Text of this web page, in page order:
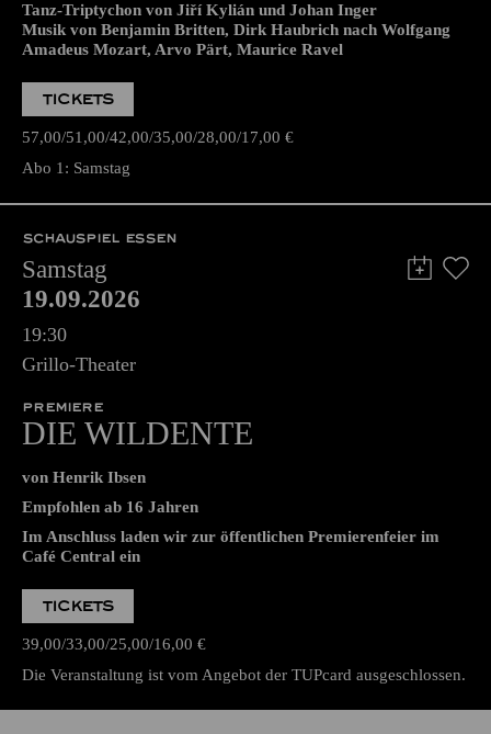
Tanz-Triptychon von Jiří Kylián und Johan Inger
Musik von Benjamin Britten, Dirk Haubrich nach Wolfgang
Amadeus Mozart, Arvo Pärt, Maurice Ravel
TICKETS
57,00 51,00 42,00 35,00 28,00 17,00 €
Abo 1: Samstag
SCHAUSPIEL ESSEN
Samstag
19.09.2026
19:30
Grillo-Theater
PREMIERE
DIE WILDENTE
von Henrik Ibsen
Empfohlen ab 16 Jahren
Im Anschluss laden wir zur öffentlichen Premierenfeier im
Café Central ein
TICKETS
39,00 33,00 25,00 16,00 €
Die Veranstaltung ist vom Angebot der TUPcard ausgeschlossen.